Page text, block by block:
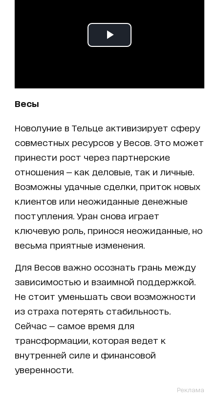
Весы
Новолуние в Тельце активизирует сферу
совместных ресурсов у Весов. Это может
принести рост через партнерские
отношения — как деловые, так и личные.
Возможны удачные сделки, приток новых
клиентов или неожиданные денежные
поступления. Уран снова играет
ключевую роль, принося неожиданные, но
весьма приятные изменения.
Для Весов важно осознать грань между
зависимостью и взаимной поддержкой.
Не стоит уменьшать свои возможности
из страха потерять стабильность.
Сейчас — самое время для
трансформации, которая ведет к
внутренней силе и финансовой
уверенности.
Реклама